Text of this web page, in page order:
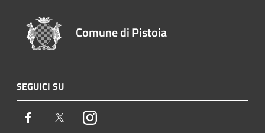
Comune di Pistoia
SEGUICI SU
Facebook TwitterInstagram